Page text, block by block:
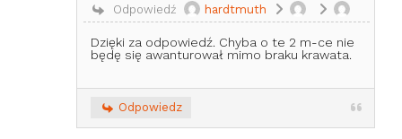
Odpowiedź hardtmuth
Dzięki za odpowiedź. Chyba o te 2 m-ce nie
będę się awanturował mimo braku krawata.
Odpowiedz